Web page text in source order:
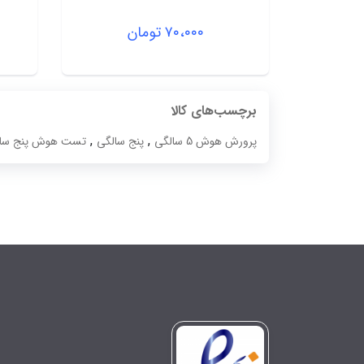
۷۰،۰۰۰تومان
برچسب‌های کالا
پرورش هوش 5 سالگی , پنج سالگی , تست هوش پنج